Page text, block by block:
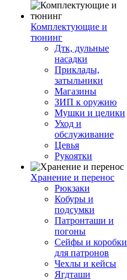
Комплектующие и
тюнинг
Дтк, дульные
насадки
Приклады,
затыльники
Магазины
ЗИП к оружию
Мушки и целики
Уход и
обслуживание
Цевья
Рукоятки
Хранение и перенос
Рюкзаки
Кобуры и
подсумки
Патронташи и
погоны
Сейфы и коробки
для патронов
Чехлы и кейсы
Ягдташи